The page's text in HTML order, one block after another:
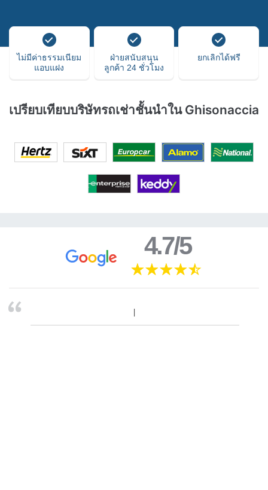
ไม่มีค่าธรรมเนียม
แอบแฝง
ฝ่ายสนับสนุน
ลูกค้า 24 ชั่วโมง
ยกเลิกได้ฟรี
เปรียบเทียบบริษัทรถเช่าชั้นนำใน Ghisonaccia
4.7/5